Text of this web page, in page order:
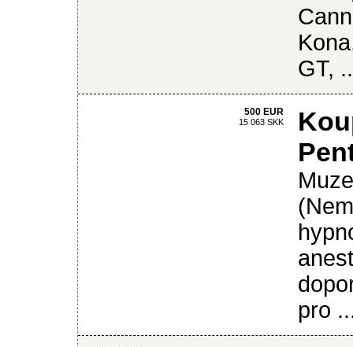
GT,
500 EUR
15 063 SKK
pro